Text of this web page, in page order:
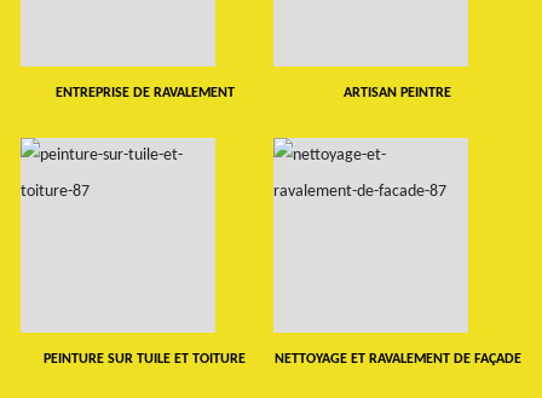
ENTREPRISE DE RAVALEMENT ARTISAN PEINTRE
PEINTURE SUR TUILE ET TOITURE NETTOYAGE ET RAVALEMENT DE FAÇADE